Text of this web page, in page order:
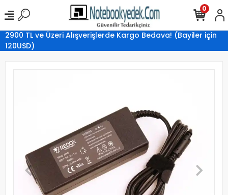
2900 TL ve Üzeri Alışverişlerde Kargo Bedava! (Bayiler için
120USD)
0